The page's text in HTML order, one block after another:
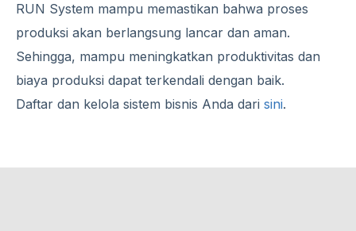
RUN System mampu memastikan bahwa proses
produksi akan berlangsung lancar dan aman.
Sehingga, mampu meningkatkan produktivitas dan
biaya produksi dapat terkendali dengan baik.
Daftar dan kelola sistem bisnis Anda dari sini.